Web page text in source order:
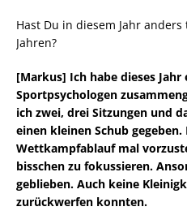
Hast Du in diesem Jahr
Jahren?
[Markus] Ich habe dieses
Sportpsychologen
ich zwei, drei Sitzungen und
einen kleinen Schub gegeben.
Wettkampfablauf mal
bisschen zu fokussieren.
geblieben. Auch keine
zurückwerfen konnten.